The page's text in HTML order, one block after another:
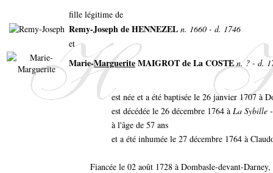
fille légitime de
Remy-Joseph de HENNEZEL n. 1660 - d. 1746
et
Marie-MargueriteMAIGROT de La COSTE n. ? - d.
est née et a été baptisée le 26 janvier 1707 à
est décédée le 26 décembre 1764 à La Sybille
à l'âge de 57 ans
et a été inhumée le 27 décembre 1764 à
Fiancée le 02 août 1728 à Dombasle-devant-Darney,